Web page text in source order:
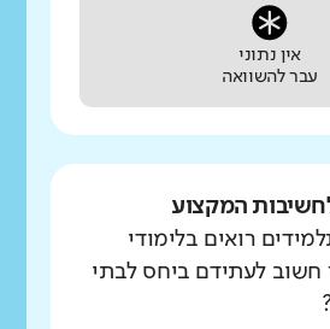
אין נתוני
עבר להשוואה
המקצוע
רואים בלימודי
לעתידם ביחס לבתי